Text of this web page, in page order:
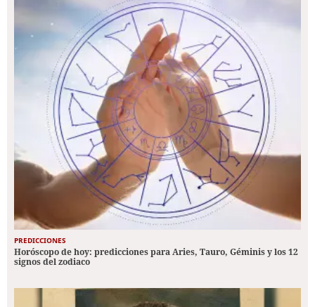
PREDICCIONES
Horóscopo de hoy: predicciones para Aries, Tauro, Géminis y los 12
signos del zodiaco